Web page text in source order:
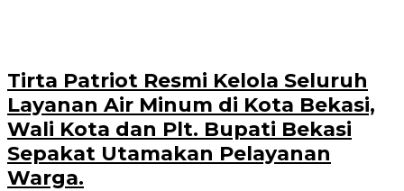
Tirta Patriot Resmi Kelola Seluruh
Layanan Air Minum di Kota Bekasi,
Wali Kota dan Plt. Bupati Bekasi
Sepakat Utamakan Pelayanan
Warga.